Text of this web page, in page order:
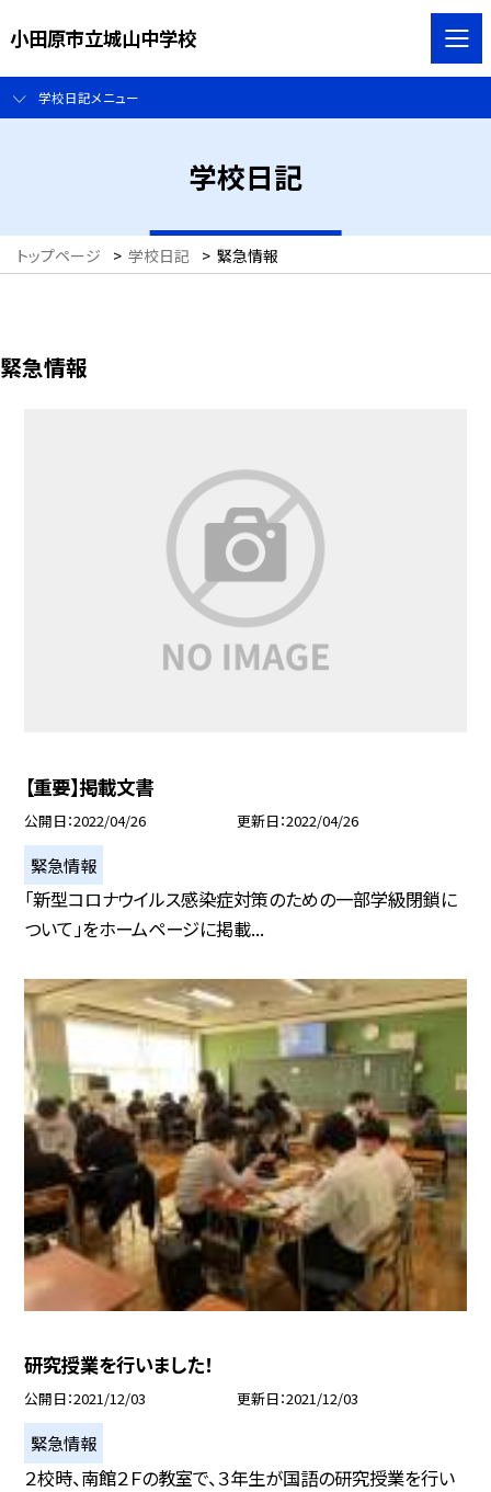
小田原市立城山中学校
学校日記メニュー
学校日記
トップページ > 学校日記 > 緊急情報
緊急情報
【重要】掲載文書
公開日 2022/04/26 更新日 2022/04/26
緊急情報
「新型コロナウイルス感染症対策のための一部学級閉鎖に
ついて」をホームページに掲載...
研究授業を行いました！
公開日 2021/12/03 更新日 2021/12/03
緊急情報
２校時、南館２Ｆの教室で、３年生が国語の研究授業を行い